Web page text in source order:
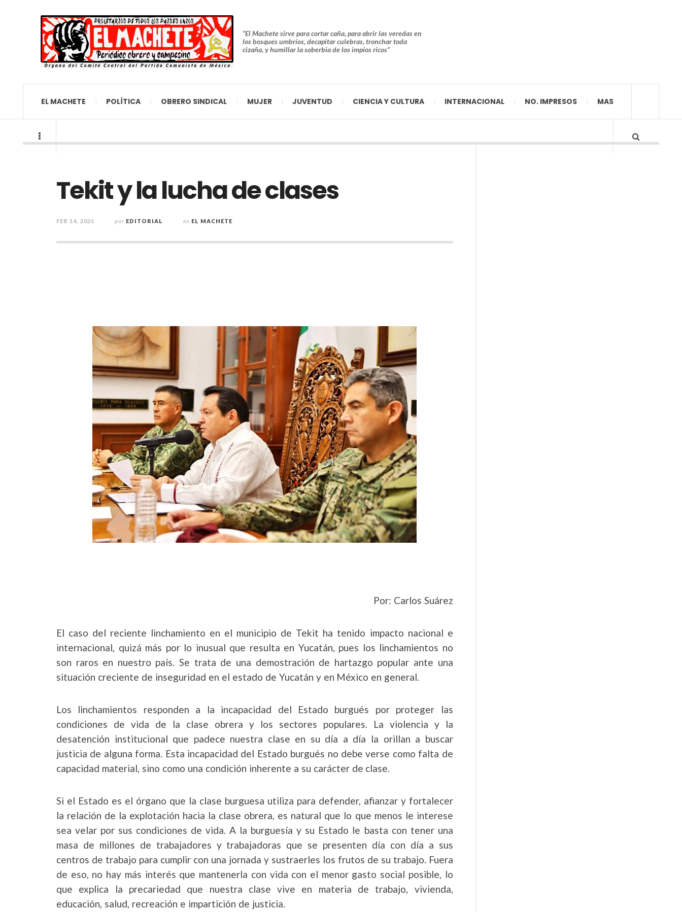
“El Machete sirve para cortar caña, para abrir las veredas en
los bosques umbríos, decapitar culebras, tronchar toda
cizaña, y humillar la soberbia de los impíos ricos”
EL MACHETE POLÍTICA OBRERO SINDICAL MUJER JUVENTUD CIENCIA Y CULTURA INTERNACIONAL NO. IMPRESOS MAS
Tekit y la lucha de clases
FEB 14, 2025 por EDITORIAL en EL MACHETE
Por: Carlos Suárez
El caso del reciente linchamiento en el municipio de Tekit ha tenido impacto nacional e
internacional, quizá más por lo inusual que resulta en Yucatán, pues los linchamientos no
son raros en nuestro país. Se trata de una demostración de hartazgo popular ante una
situación creciente de inseguridad en el estado de Yucatán y en México en general.
Los linchamientos responden a la incapacidad del Estado burgués por proteger las
condiciones de vida de la clase obrera y los sectores populares. La violencia y la
desatención institucional que padece nuestra clase en su día a día la orillan a buscar
justicia de alguna forma. Esta incapacidad del Estado burgués no debe verse como falta de
capacidad material, sino como una condición inherente a su carácter de clase.
Si el Estado es el órgano que la clase burguesa utiliza para defender, afianzar y fortalecer
la relación de la explotación hacia la clase obrera, es natural que lo que menos le interese
sea velar por sus condiciones de vida. A la burguesía y su Estado le basta con tener una
masa de millones de trabajadores y trabajadoras que se presenten día con día a sus
centros de trabajo para cumplir con una jornada y sustraerles los frutos de su trabajo. Fuera
de eso, no hay más interés que mantenerla con vida con el menor gasto social posible, lo
que explica la precariedad que nuestra clase vive en materia de trabajo, vivienda,
educación, salud, recreación e impartición de justicia.